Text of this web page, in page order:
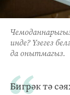
инде? Үзегез
да онытмагыз.
Бигрәк тә